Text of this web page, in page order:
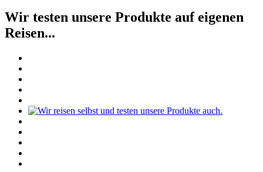
Wir testen unsere Produkte auf eigenen
Reisen...